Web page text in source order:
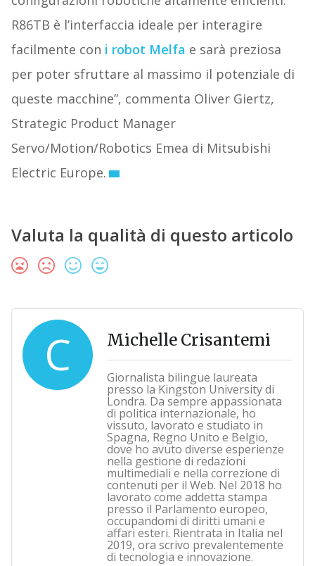
R86TB è l’interfaccia ideale per interagire
facilmente con i robot Melfa e sarà preziosa
per poter sfruttare al massimo il potenziale di
queste macchine”, commenta Oliver Giertz,
Strategic Product Manager
Servo/Motion/Robotics Emea di Mitsubishi
Electric Europe.
Valuta la qualità di questo articolo
C Michelle Crisantemi
Giornalista bilingue laureata
presso la Kingston University di
Londra. Da sempre appassionata
di politica internazionale, ho
vissuto, lavorato e studiato in
Spagna, Regno Unito e Belgio,
dove ho avuto diverse esperienze
nella gestione di redazioni
multimediali e nella correzione di
contenuti per il Web. Nel 2018 ho
lavorato come addetta stampa
presso il Parlamento europeo,
occupandomi di diritti umani e
affari esteri. Rientrata in Italia nel
2019, ora scrivo prevalentemente
di tecnologia e innovazione.